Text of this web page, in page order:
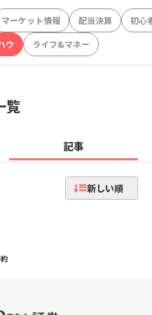
マーケット情報 配当決算
初心
ウ ライフ&マネー
覧
記事
新しい順